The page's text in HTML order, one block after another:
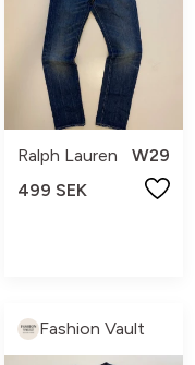
Ralph Lauren
W29
499 SEK
Fashion Vault